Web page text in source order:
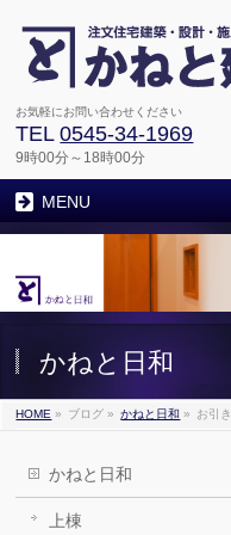
お気軽にお問い合わせください
TEL0545-34-1969
9時00分～18時00分
MENU
かねと日和
HOME » ブログ » かねと日和 » お引
かねと日和
上棟